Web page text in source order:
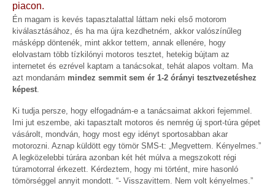
piacon.
Én magam is kevés tapasztalattal láttam neki első motorom
kiválasztásához, és ha ma újra kezdhetném, akkor valószínűleg
másképp döntenék, mint akkor tettem, annak ellenére, hogy
elolvastam több tízkilónyi motoros tesztet, hetekig bújtam az
internetet és ezrével kaptam a tanácsokat, tehát alapos voltam. Ma
azt mondanám mindez semmit sem ér 1-2 órányi tesztvezetéshez
képest.
Ki tudja persze, hogy elfogadnám-e a tanácsaimat akkori fejemmel.
Imi jut eszembe, aki tapasztalt motoros és nemrég új sport-túra gépet
vásárolt, mondván, hogy most egy idényt sportosabban akar
motorozni. Aznap küldött egy tömör SMS-t: „Megvettem. Kényelmes.”
A legközelebbi túrára azonban két hét múlva a megszokott régi
túramotorral érkezett. Kérdeztem, hogy mi történt, mire hasonló
tömörséggel annyit mondott. “- Visszavittem. Nem volt kényelmes.”